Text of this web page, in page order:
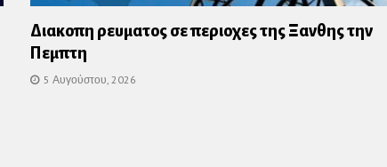
Διακοπη ρευματος σε περιοχες της Ξανθης την
Πεμπτη
5 Αυγούστου, 2026